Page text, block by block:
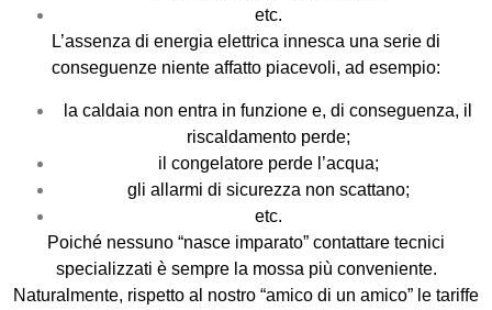
etc.
L’assenza di energia elettrica innesca una serie di
conseguenze niente affatto piacevoli, ad esempio:
la caldaia non entra in funzione e, di conseguenza, il
riscaldamento perde;
il congelatore perde l’acqua;
gli allarmi di sicurezza non scattano;
etc.
Poiché nessuno “nasce imparato” contattare tecnici
specializzati è sempre la mossa più conveniente.
Naturalmente, rispetto al nostro “amico di un amico” le tariffe